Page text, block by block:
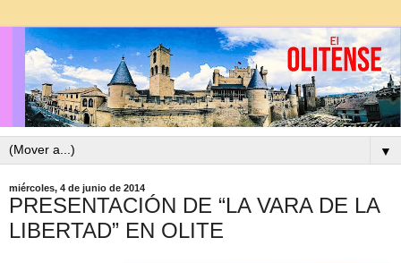
▼
miércoles, 4 de junio de 2014
PRESENTACIÓN DE “LA VARA DE LA
LIBERTAD” EN OLITE